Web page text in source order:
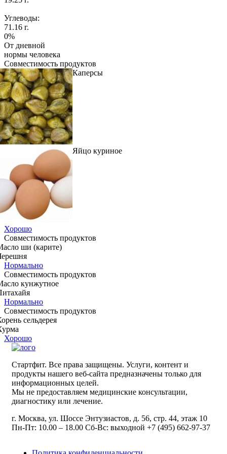
Углеводы:
71.16 г.
0%
От дневной
нормы человека
Совместимость продуктов
Каперсы
Яйцо куриное
Хорошо
Совместимость продуктов
ши (карите)
Нормально
Совместимость продуктов
кунжутное
Нормально
Совместимость продуктов
сельдерея
Хорошо
Стартфит. Все права защищены. Услуги, контент и
продукты нашего веб-сайта предназначены только для
информационных целей.
Мы не предоставляем медицинские консультации,
диагностику или лечение.
г. Москва, ул. Шоссе Энтузиастов, д. 56, стр. 44, этаж 10
Пн-Пт: 10.00 – 18.00 Сб-Вс: выходной +7 (495) 662-97-37